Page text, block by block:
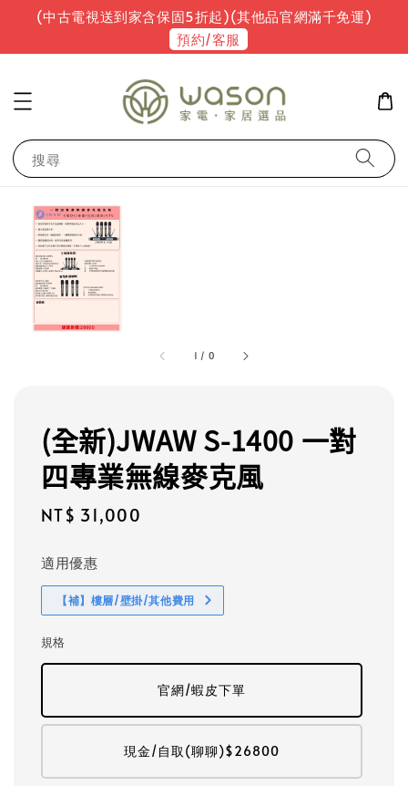
(中古電視送到家含保固5折起)(其他品官網滿千免運)
預約/客服
搜尋
1 / 0
(全新)JWAW S-1400 一對
四專業無線麥克風
Regular
NT$ 31,000
適用優惠
【補】樓層/壁掛/其他費用
規格
官網/蝦皮下單
現金/自取(聊聊)$26800